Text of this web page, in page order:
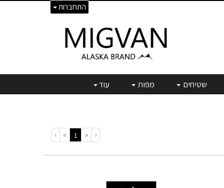
התחברות
שטיחים מפות עוד
‹
«
1
»
›